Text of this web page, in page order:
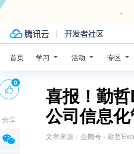
首页 学习 活动 专区
喜报！勤
公司信息
文章来源： 企鹅号 - 勤哲
0
分享